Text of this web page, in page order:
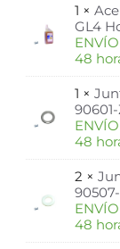
1 ×
GL4
48
1 ×
48
2 ×
48